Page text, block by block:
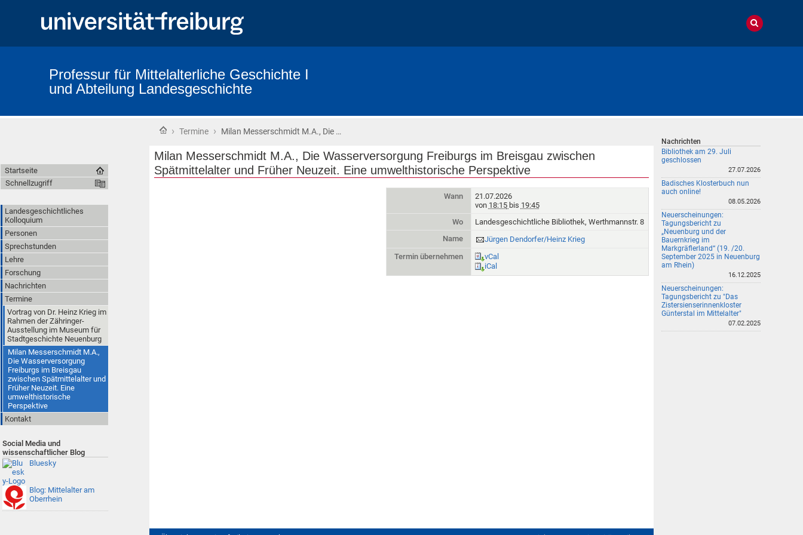
Professur für Mittelalterliche Geschichte I
und Abteilung Landesgeschichte
Startseite
› Termine › Milan Messerschmidt M.A., Die …
Milan Messerschmidt M.A., Die Wasserversorgung Freiburgs im Breisgau zwischen
Spätmittelalter und Früher Neuzeit. Eine umwelthistorische Perspektive
Wann
21.07.2026
von 18:15 bis 19:45
Wo
Landesgeschichtliche Bibliothek, Werthmannstr. 8
Name
Jürgen Dendorfer/Heinz Krieg
Termin übernehmen
vCal
iCal
Nachrichten
Bibliothek am 29. Juli
geschlossen
27.07.2026
Badisches Klosterbuch nun
auch online!
08.05.2026
Neuerscheinungen:
Tagungsbericht zu
„Neuenburg und der
Bauernkrieg im
Markgräflerland“ (19. /20.
September 2025 in Neuenburg
am Rhein)
16.12.2025
Neuerscheinungen:
Tagungsbericht zu "Das
Zistersienserinnenkloster
Günterstal im Mittelalter"
07.02.2025
Startseite
Schnellzugriff
Landesgeschichtliches
Kolloquium
Personen
Sprechstunden
Lehre
Forschung
Nachrichten
Termine
Vortrag von Dr. Heinz Krieg im
Rahmen der Zähringer-
Ausstellung im Museum für
Stadtgeschichte Neuenburg
Milan Messerschmidt M.A.,
Die Wasserversorgung
Freiburgs im Breisgau
zwischen Spätmittelalter und
Früher Neuzeit. Eine
umwelthistorische
Perspektive
Kontakt
Social Media und
wissenschaftlicher Blog
Bluesky
Blog: Mittelalter am
Oberrhein